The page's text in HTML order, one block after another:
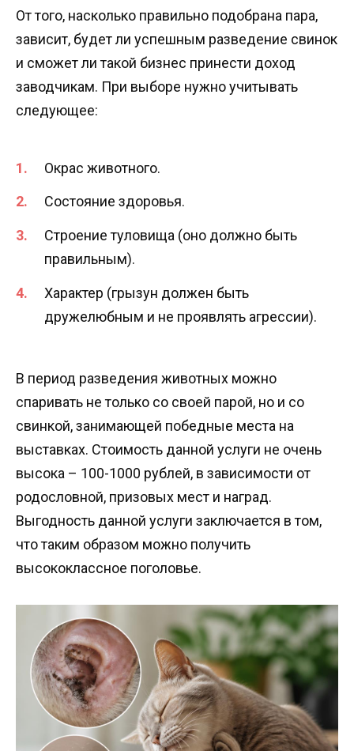
От того, насколько правильно подобрана пара,
зависит, будет ли успешным разведение свинок
и сможет ли такой бизнес принести доход
заводчикам. При выборе нужно учитывать
следующее:
Окрас животного.
Состояние здоровья.
Строение туловища (оно должно быть
правильным).
Характер (грызун должен быть
дружелюбным и не проявлять агрессии).
В период разведения животных можно
спаривать не только со своей парой, но и со
свинкой, занимающей победные места на
выставках. Стоимость данной услуги не очень
высока – 100-1000 рублей, в зависимости от
родословной, призовых мест и наград.
Выгодность данной услуги заключается в том,
что таким образом можно получить
высококлассное поголовье.